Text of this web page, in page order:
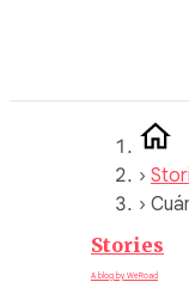
›
›
Stories
A blog by WeRoad